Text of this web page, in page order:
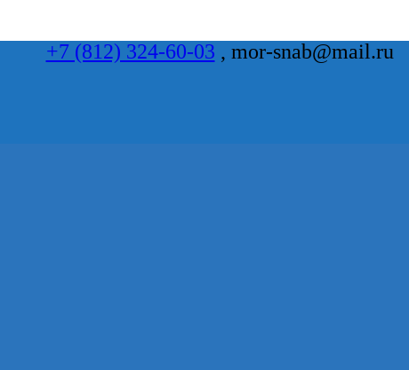
+7 (812) 324-60-03 , mor-snab@mail.ru